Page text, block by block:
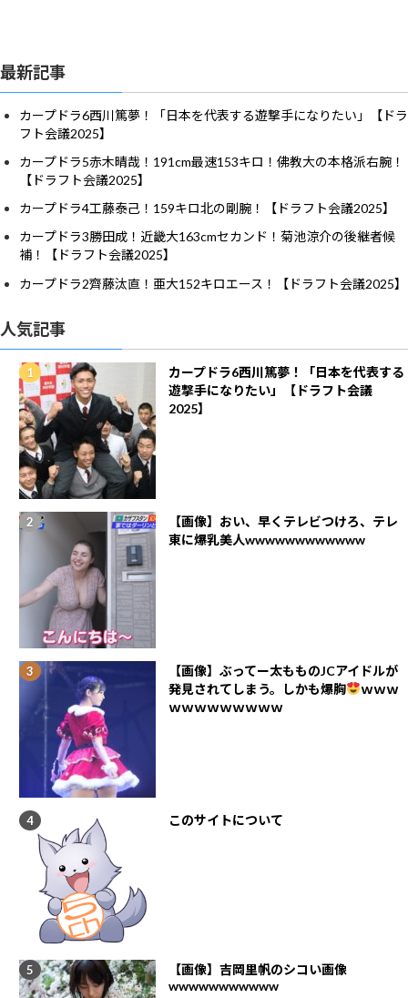
最新記事
カープドラ6西川篤夢！「日本を代表する遊撃手になりたい」【ドラ
フト会議2025】
カープドラ5赤木晴哉！191cm最速153キロ！佛教大の本格派右腕！
【ドラフト会議2025】
カープドラ4工藤泰己！159キロ北の剛腕！【ドラフト会議2025】
カープドラ3勝田成！近畿大163cmセカンド！菊池涼介の後継者候
補！【ドラフト会議2025】
カープドラ2齊藤汰直！亜大152キロエース！【ドラフト会議2025】
人気記事
カープドラ6西川篤夢！「日本を代表する
遊撃手になりたい」【ドラフト会議
2025】
【画像】おい、早くテレビつけろ、テレ
東に爆乳美人wwwwwwwwwwww
【画像】ぶってー太もものJCアイドルが
発見されてしまう。しかも爆胸
ｗｗｗ
ｗｗｗｗｗｗｗｗｗ
このサイトについて
【画像】吉岡里帆のシコい画像
wwwwwwwwwww